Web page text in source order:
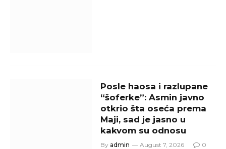
Posle haosa i razlupane
“šoferke”: Asmin javno
otkrio šta oseća prema
Maji, sad je jasno u
kakvom su odnosu
By admin August 7, 2026 0